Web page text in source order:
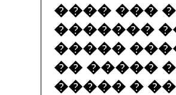
���� ���
�������
�����
�� �����
����� �